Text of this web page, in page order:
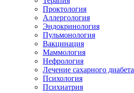
Проктология
Аллергология
Эндокринология
Пульмонология
Вакцинация
Маммология
Нефрология
Лечение сахарного диабета
Психология
Психиатрия